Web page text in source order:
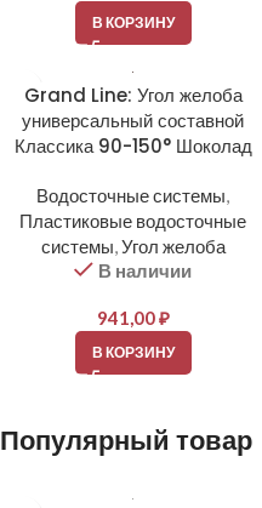
В КОРЗИНУ
Grand Line: Угол желоба
универсальный составной
Классика 90-150° Шоколад
Водосточные системы,
Пластиковые водосточные
системы,Угол желоба
В наличии
941,00₽
В КОРЗИНУ
Популярный товар